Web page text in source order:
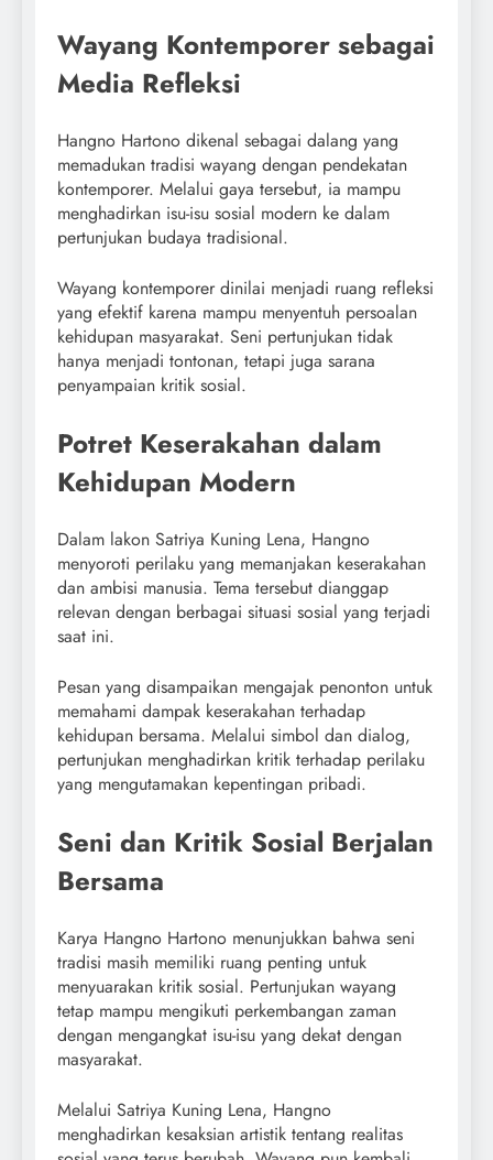
Wayang Kontemporer sebagai
Media Refleksi
Hangno Hartono dikenal sebagai dalang yang
memadukan tradisi wayang dengan pendekatan
kontemporer. Melalui gaya tersebut, ia mampu
menghadirkan isu-isu sosial modern ke dalam
pertunjukan budaya tradisional.
Wayang kontemporer dinilai menjadi ruang refleksi
yang efektif karena mampu menyentuh persoalan
kehidupan masyarakat. Seni pertunjukan tidak
hanya menjadi tontonan, tetapi juga sarana
penyampaian kritik sosial.
Potret Keserakahan dalam
Kehidupan Modern
Dalam lakon Satriya Kuning Lena, Hangno
menyoroti perilaku yang memanjakan keserakahan
dan ambisi manusia. Tema tersebut dianggap
relevan dengan berbagai situasi sosial yang terjadi
saat ini.
Pesan yang disampaikan mengajak penonton untuk
memahami dampak keserakahan terhadap
kehidupan bersama. Melalui simbol dan dialog,
pertunjukan menghadirkan kritik terhadap perilaku
yang mengutamakan kepentingan pribadi.
Seni dan Kritik Sosial Berjalan
Bersama
Karya Hangno Hartono menunjukkan bahwa seni
tradisi masih memiliki ruang penting untuk
menyuarakan kritik sosial. Pertunjukan wayang
tetap mampu mengikuti perkembangan zaman
dengan mengangkat isu-isu yang dekat dengan
masyarakat.
Melalui Satriya Kuning Lena, Hangno
menghadirkan kesaksian artistik tentang realitas